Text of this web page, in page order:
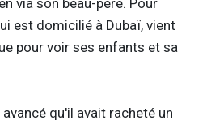
est domicilié à Dubaï, vient
pour voir ses enfants et sa
qu'il avait racheté un